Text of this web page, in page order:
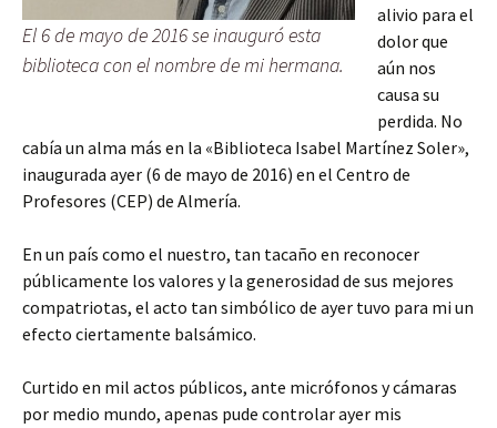
El 6 de mayo de 2016 se inauguró esta
biblioteca con el nombre de mi hermana.
alivio para el
dolor que
aún nos
causa su
perdida. No
cabía un alma más en la «Biblioteca Isabel Martínez Soler»,
inaugurada ayer (6 de mayo de 2016) en el Centro de
Profesores (CEP) de Almería.
En un país como el nuestro, tan tacaño en reconocer
públicamente los valores y la generosidad de sus mejores
compatriotas, el acto tan simbólico de ayer tuvo para mi un
efecto ciertamente balsámico.
Curtido en mil actos públicos, ante micrófonos y cámaras
por medio mundo, apenas pude controlar ayer mis